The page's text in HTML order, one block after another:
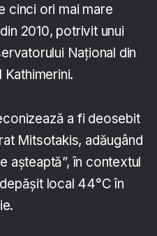
cinci ori mai mare
2010, potrivit unui
Naţional din
a fi deosebit
Mitsotakis, adăugând
aşteaptă”, în contextul
local 44°C în